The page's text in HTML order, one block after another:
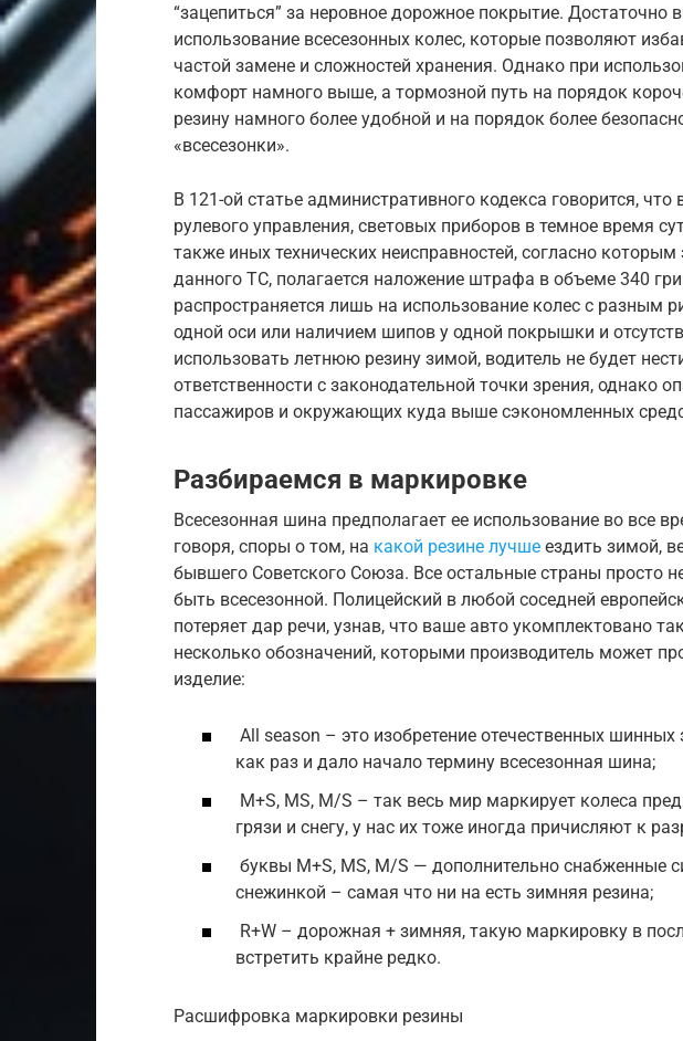
“зацепиться” за неровное дорожное покрытие.
использование всесезонных колес, которые позволяют
частой замене и сложностей хранения. Однако при
комфорт намного выше, а тормозной путь на порядок
резину намного более удобной и на порядок более
«всесезонки».
В 121-ой статье административного кодекса говорится, что
рулевого управления, световых приборов в темное время
также иных технических неисправностей, согласно
данного ТС, полагается наложение штрафа в объеме 340
распространяется лишь на использование колес с разным
одной оси или наличием шипов у одной покрышки и
использовать летнюю резину зимой, водитель не будет
ответственности с законодательной точки зрения, однако
пассажиров и окружающих куда выше сэкономленных
Разбираемся в маркировке
Всесезонная шина предполагает ее использование во все
говоря, споры о том, на какой резине лучше ездить зимой,
бывшего Советского Союза. Все остальные страны просто
быть всесезонной. Полицейский в любой соседней
потеряет дар речи, узнав, что ваше авто укомплектовано
несколько обозначений, которыми производитель может
изделие:
All season – это изобретение отечественных шинных
как раз и дало начало термину всесезонная шина;
M+S, MS, M/S – так весь мир маркирует колеса
грязи и снегу, у нас их тоже иногда причисляют к
буквы M+S, MS, M/S — дополнительно снабженные
снежинкой – самая что ни на есть зимняя резина;
R+W – дорожная + зимняя, такую маркировку в
встретить крайне редко.
Расшифровка маркировки резины